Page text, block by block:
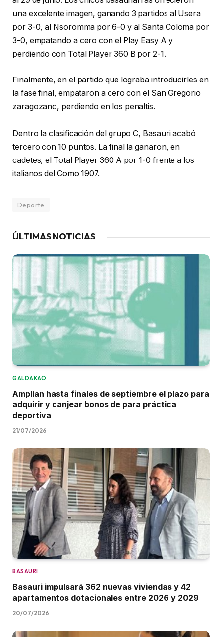
una excelente imagen, ganando 3 partidos al Usera
por 3-0, al Nsoromma por 6-0 y al Santa Coloma por
3-0, empatando a cero con el Play Easy A y
perdiendo con Total Player 360 B por 2-1.
Finalmente, en el partido que lograba introducirles en
la fase final, empataron a cero con el San Gregorio
zaragozano, perdiendo en los penaltis.
Dentro la clasificación del grupo C, Basauri acabó
tercero con 10 puntos. La final la ganaron, en
cadetes, el Total Player 360 A por 1-0 frente a los
italianos del Como 1907.
Deporte
ÚLTIMAS NOTICIAS
GALDAKAO
Amplían hasta finales de septiembre el plazo para
adquirir y canjear bonos de para práctica
deportiva
21/07/2026
BASAURI
Basauri impulsará 362 nuevas viviendas y 42
apartamentos dotacionales entre 2026 y 2029
20/07/2026